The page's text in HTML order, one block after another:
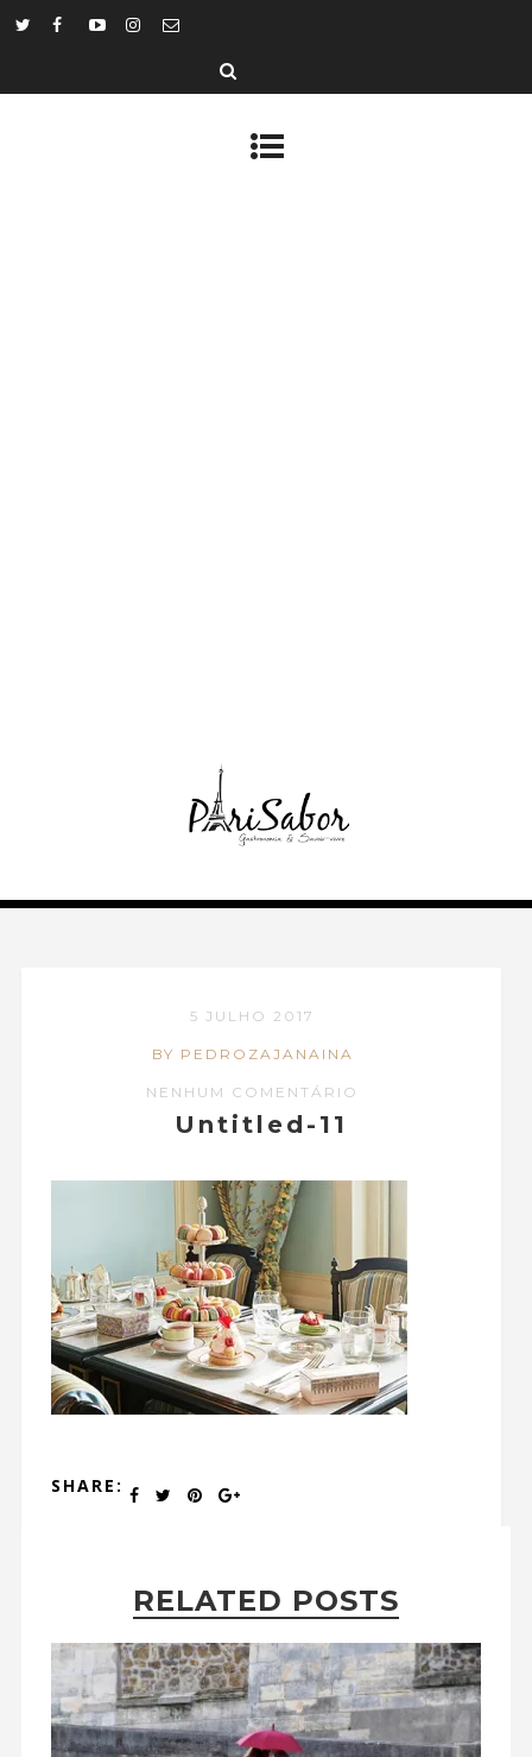
5 JULHO 2017
BY PEDROZAJANAINA
NENHUM COMENTÁRIO
Untitled-11
SHARE:
RELATED POSTS